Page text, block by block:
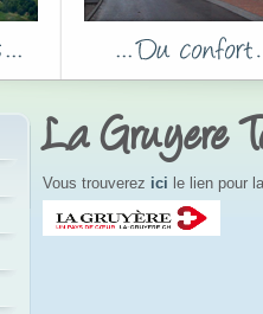
La Gruyere
Vous trouverez ici le lien pour